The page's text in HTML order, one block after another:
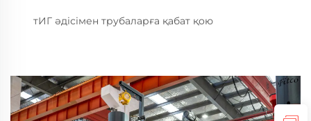
тИГ әдісімен трубаларға қабат қою